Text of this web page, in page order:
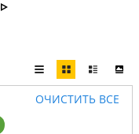
ОЧИСТИТЬ ВСЕ